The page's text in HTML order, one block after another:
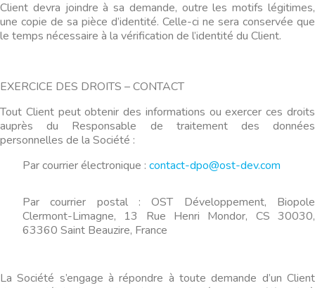
Client devra joindre à sa demande, outre les motifs légitimes,
une copie de sa pièce d’identité. Celle-ci ne sera conservée que
le temps nécessaire à la vérification de l’identité du Client.
EXERCICE DES DROITS – CONTACT
Tout Client peut obtenir des informations ou exercer ces droits
auprès du Responsable de traitement des données
personnelles de la Société :
Par courrier électronique : contact-dpo@ost-dev.com
Par courrier postal : OST Développement, Biopole
Clermont-Limagne, 13 Rue Henri Mondor, CS 30030,
63360 Saint Beauzire, France
La Société s’engage à répondre à toute demande d’un Client